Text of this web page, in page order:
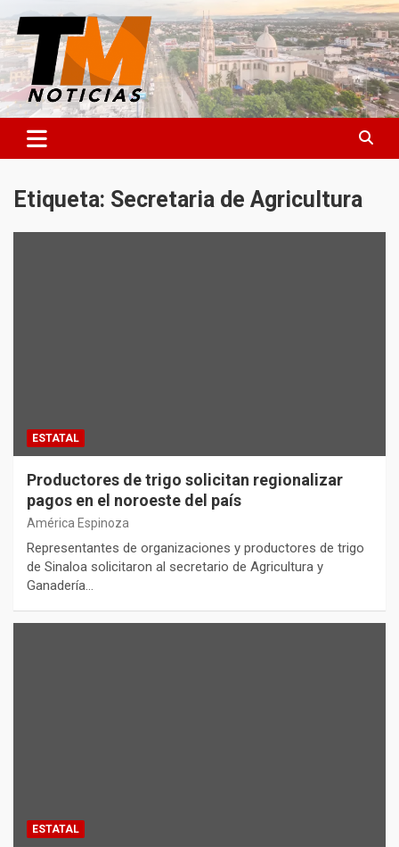
al
contenido
TM Noticias
TM Noticias
Etiqueta: Secretaria de Agricultura
ESTATAL
Productores de trigo solicitan regionalizar
pagos en el noroeste del país
América Espinoza
Representantes de organizaciones y productores de trigo
de Sinaloa solicitaron al secretario de Agricultura y
Ganadería…
ESTATAL